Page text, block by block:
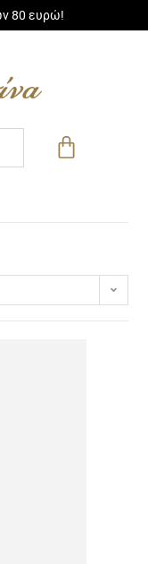
80 ευρώ!